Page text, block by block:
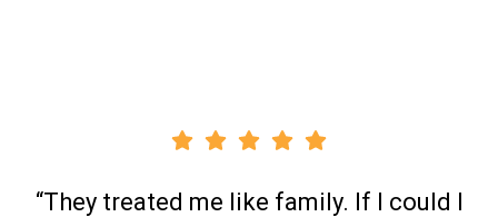
“They treated me like family. If I could I